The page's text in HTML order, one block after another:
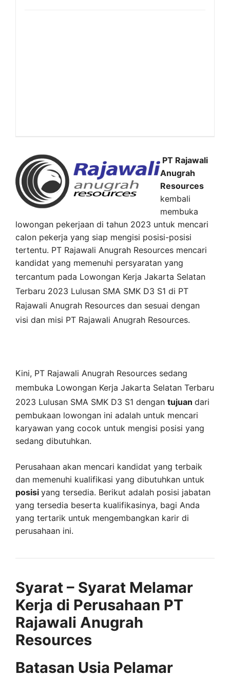
PT Rajawali
Anugrah
Resources
kembali
membuka
lowongan pekerjaan di tahun 2023 untuk mencari
calon pekerja yang siap mengisi posisi-posisi
tertentu. PT Rajawali Anugrah Resources mencari
kandidat yang memenuhi persyaratan yang
tercantum pada Lowongan Kerja Jakarta Selatan
Terbaru 2023 Lulusan SMA SMK D3 S1 di PT
Rajawali Anugrah Resources dan sesuai dengan
visi dan misi PT Rajawali Anugrah Resources.
Kini, PT Rajawali Anugrah Resources sedang
membuka Lowongan Kerja Jakarta Selatan Terbaru
2023 Lulusan SMA SMK D3 S1 dengan tujuan dari
pembukaan lowongan ini adalah untuk mencari
karyawan yang cocok untuk mengisi posisi yang
sedang dibutuhkan.
Perusahaan akan mencari kandidat yang terbaik
dan memenuhi kualifikasi yang dibutuhkan untuk
posisi yang tersedia. Berikut adalah posisi jabatan
yang tersedia beserta kualifikasinya, bagi Anda
yang tertarik untuk mengembangkan karir di
perusahaan ini.
Syarat – Syarat Melamar
Kerja di Perusahaan PT
Rajawali Anugrah
Resources
Batasan Usia Pelamar